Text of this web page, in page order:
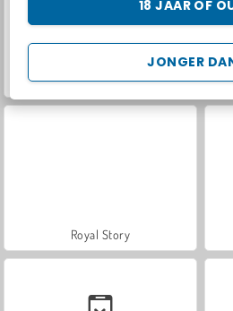
JONGER
18 JAAR OF
Farm Merge Valley
Royal Story